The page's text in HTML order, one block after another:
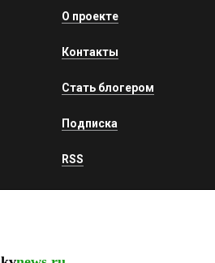
О проекте
Контакты
Стать блогером
Подписка
RSS